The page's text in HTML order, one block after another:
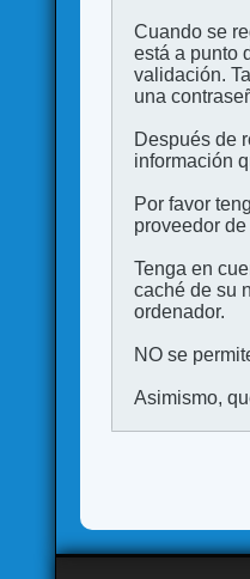
Cuando se
está a punto
validación.
una
Después de
información
Por favor
proveedor
Tenga en
caché de su
ordenador.
NO se
Asimismo,